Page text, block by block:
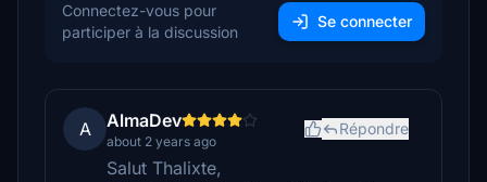
Connectez-vous pour
participer à la discussion
Se connecter
A AlmaDev
about 2 years ago
Répondre
Salut Thalixte,